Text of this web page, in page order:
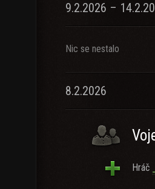
9.2.2026 –
Nic se nestalo
8.2.2026
Hráč